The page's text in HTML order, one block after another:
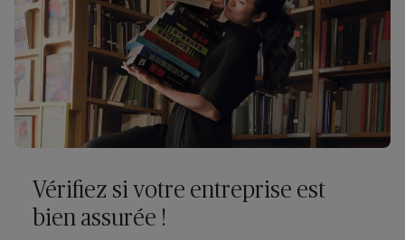
Vérifiez si votre entreprise est
bien assurée !